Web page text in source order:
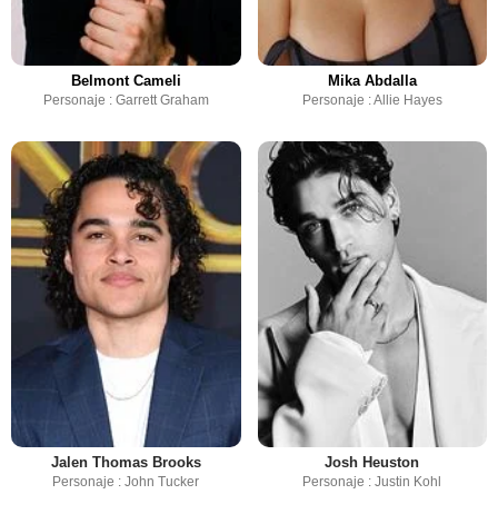
Belmont Cameli
Personaje : Garrett Graham
Mika Abdalla
Personaje : Allie Hayes
Jalen Thomas Brooks
Personaje : John Tucker
Josh Heuston
Personaje : Justin Kohl